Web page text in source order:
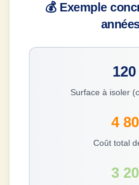
💰 Exemple
120
Surface à isoler
4
Coût total
3